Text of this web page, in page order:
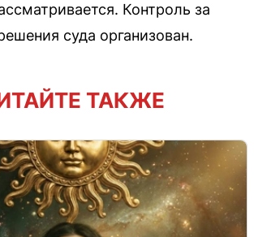
Контроль за
суда организован.
ТАКЖЕ